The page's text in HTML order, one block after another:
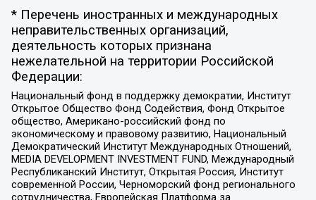
* Перечень иностранных и международных
неправительственных организаций,
деятельность которых признана
нежелательной на территории Российской
Федерации:
Национальный фонд в поддержку демократии, Институт
Открытое Общество Фонд Содействия, Фонд Открытое
общество, Американо-российский фонд по
экономическому и правовому развитию, Национальный
Демократический Институт Международных Отношений,
MEDIA DEVELOPMENT INVESTMENT FUND, Международный
Республиканский Институт, Открытая Россия, Институт
современной России, Черноморский фонд регионального
сотрудничества, Европейская Платформа за